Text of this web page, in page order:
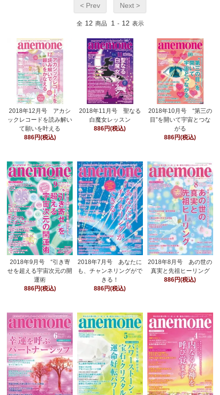
< Prev Next >
全 12 商品 1 - 12 表示
2018年12月号 アカシ
ックレコードを読み解い
て願いを叶える
886円(税込)
2018年11月号 聖なる
白魔女レッスン
886円(税込)
2018年10月号 “第三の
目”を開いて宇宙とつな
がる
886円(税込)
2018年9月号 “引き寄
せを超える宇宙次元の開
運術
886円(税込)
2018年7月号 あなたに
も、チャンネリングがで
きる！
886円(税込)
2018年8月号 あの世の
真実と先祖ヒーリング
886円(税込)